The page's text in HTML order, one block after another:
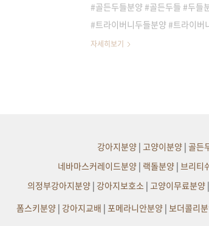
골든두들분양 #골든두들 #두들
트라이버니두들분양 #트라이
자세히보기
강아지분양 | 고양이분양 | 골든
네바마스커레이드분양 | 랙돌분양 | 브리티
의정부강아지분양| 강아지보호소| 고양이무료분양|
폼스키분양| 강아지교배 | 포메라니안분양| 보더콜리